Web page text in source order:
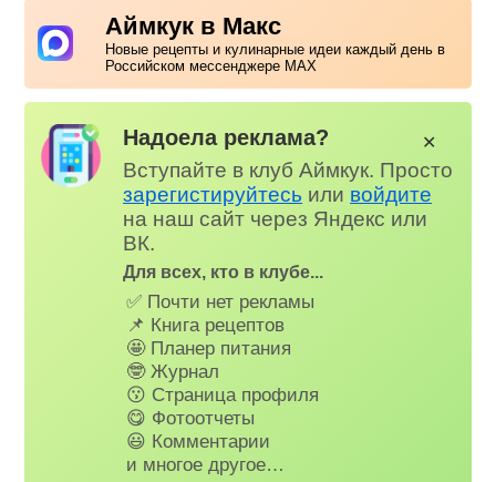
Аймкук в Макс
Новые рецепты и кулинарные идеи каждый день в
Российском мессенджере MAX
Надоела реклама?
Вступайте в клуб Аймкук. Просто
зарегистируйтесь или войдите
на наш сайт через Яндекс или
ВК.
Для всех, кто в клубе...
✅ Почти нет рекламы
📌 Книга рецептов
🤩 Планер питания
🤓 Журнал
😗 Страница профиля
😋 Фотоотчеты
😃 Комментарии
и многое другое…
✕